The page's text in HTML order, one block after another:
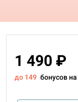
1 490 ₽
до 149 бонусов